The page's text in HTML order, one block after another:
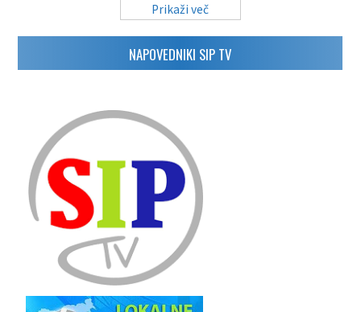
Prikaži več
NAPOVEDNIKI SIP TV